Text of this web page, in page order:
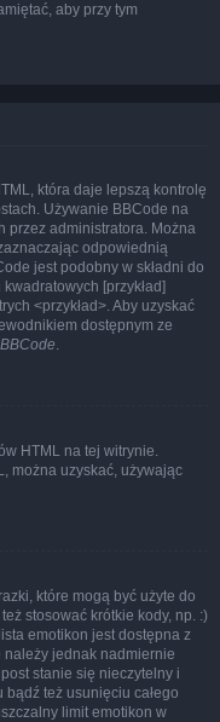
aby przy tym
która daje lepszą kontrolę
Używanie BBCode na
przez administratora. Można
odpowiednią
jest podobny w składni do
[przykład]
<przykład>. Aby uzyskać
dostępnym ze
BBCode.
HTML na tej witrynie.
można uzyskać, używając
które mogą być użyte do
stosować krótkie kody, np. :)
emotikon jest dostępna z
jednak nadmiernie
stanie się nieczytelny i
też usunięciu całego
limit emotikon w